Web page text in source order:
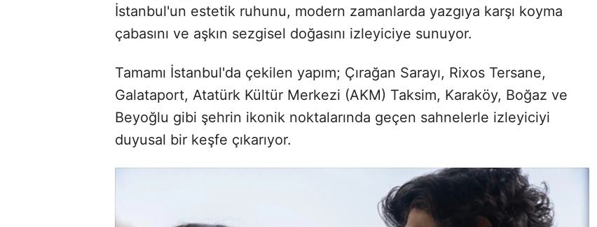
İstanbul'un estetik ruhunu, modern zamanlarda yazgıya karşı koyma
çabasını ve aşkın sezgisel doğasını izleyiciye sunuyor.
Tamamı İstanbul'da çekilen yapım; Çırağan Sarayı, Rixos Tersane,
Galataport, Atatürk Kültür Merkezi (AKM) Taksim, Karaköy, Boğaz ve
Beyoğlu gibi şehrin ikonik noktalarında geçen sahnelerle izleyiciyi
duyusal bir keşfe çıkarıyor.